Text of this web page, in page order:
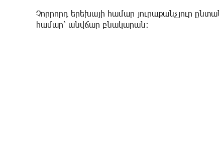
Չորրորդ երեխայի համար յուրաքանչյուր
համար՝ անվճար բնակարան։